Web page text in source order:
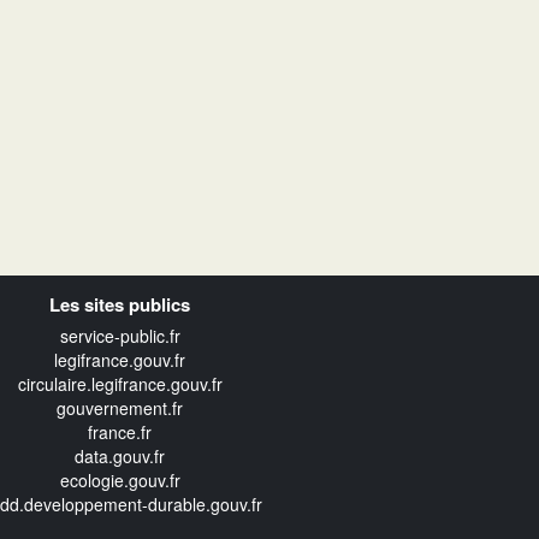
Les sites publics
service-public.fr
legifrance.gouv.fr
circulaire.legifrance.gouv.fr
gouvernement.fr
france.fr
data.gouv.fr
ecologie.gouv.fr
durable.gouv.fr